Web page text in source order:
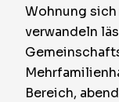
Wohnung
verwandeln
Bereich,